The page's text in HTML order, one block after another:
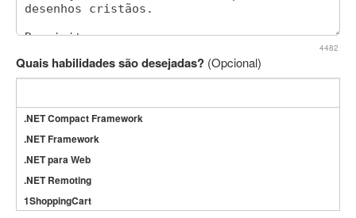
4482
Quais habilidades são desejadas? (Opcional)
.NET Compact Framework
.NET Framework
.NET para Web
.NET Remoting
1ShoppingCart